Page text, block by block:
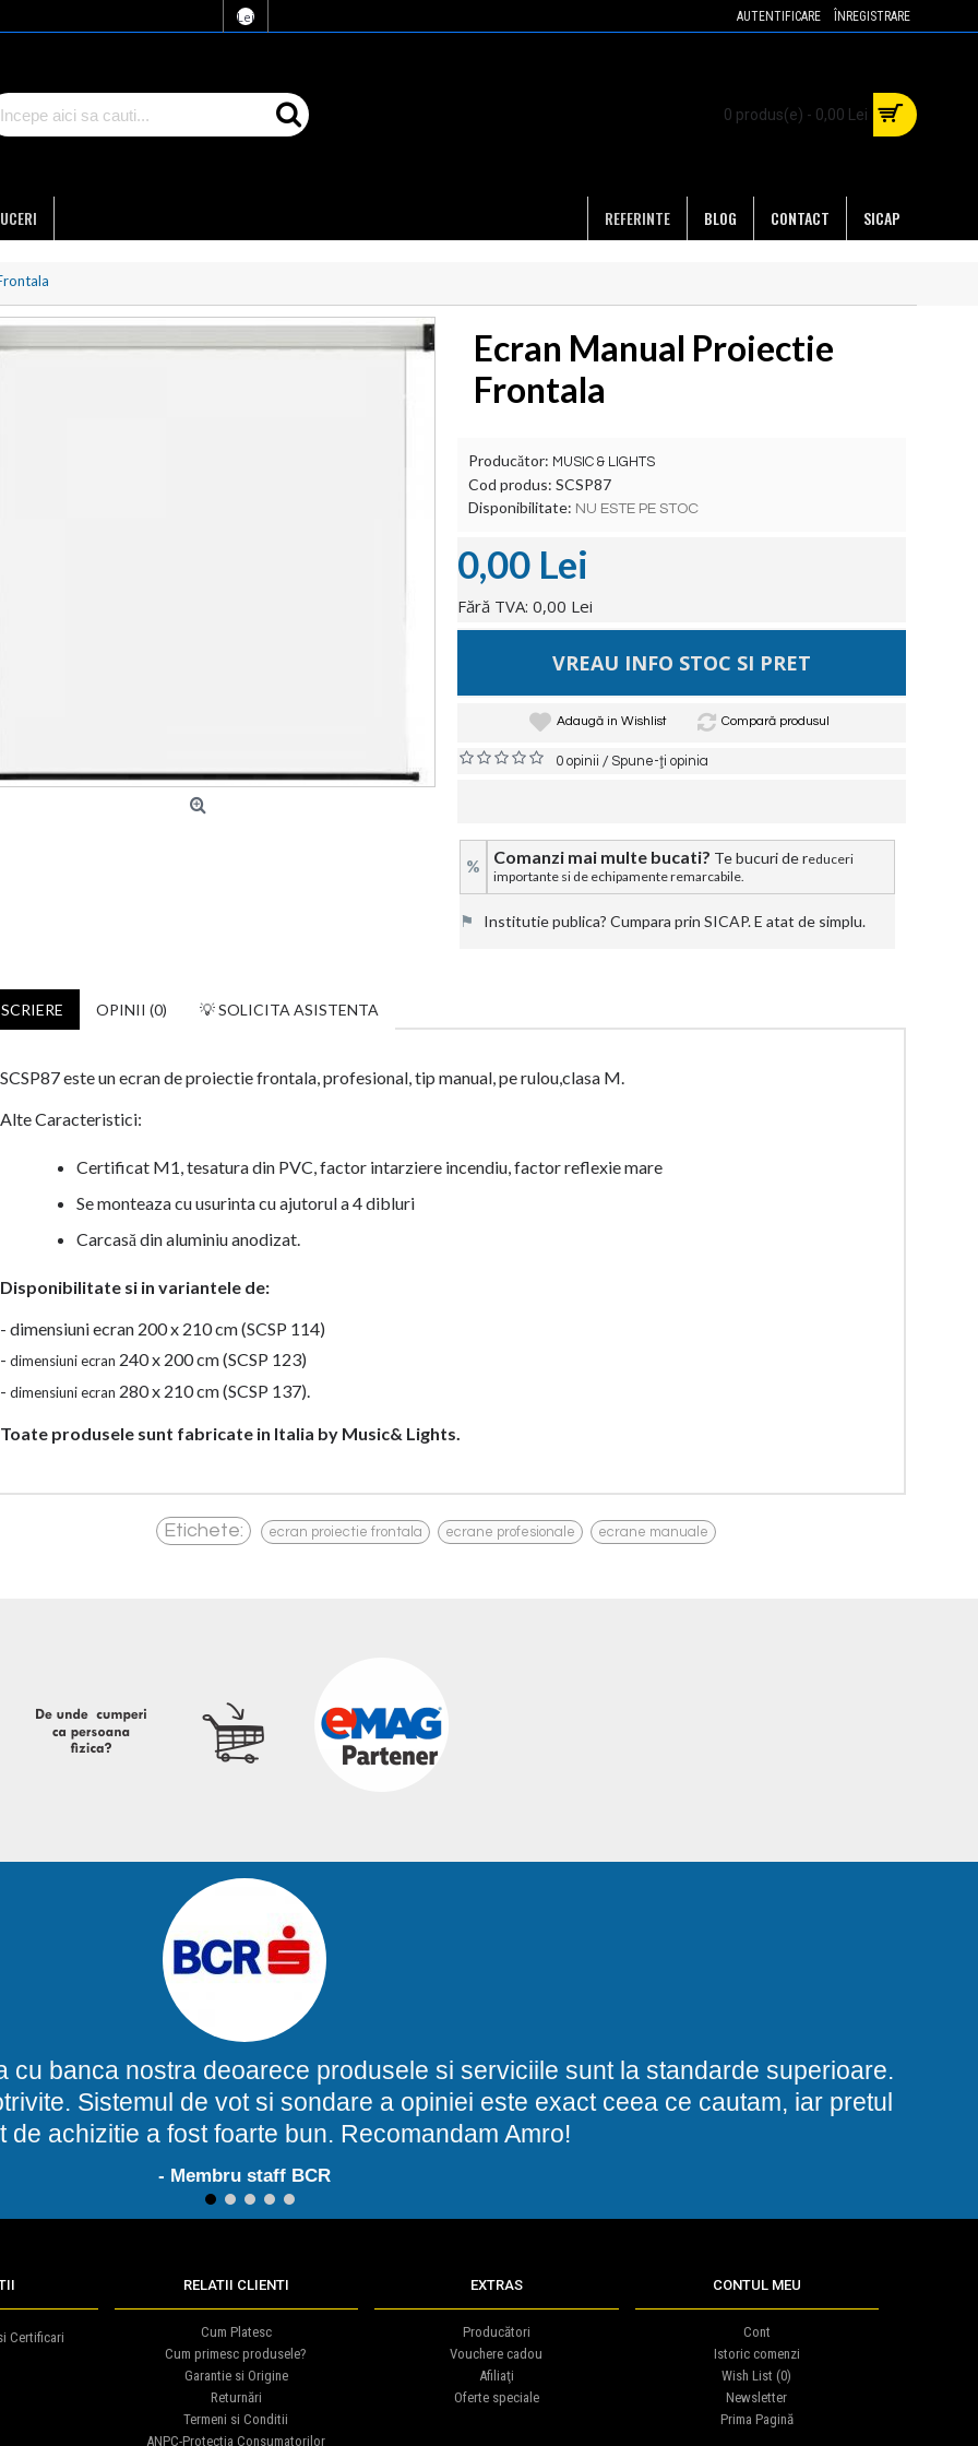
Lei AUTENTIFICARE ÎNREGISTRARE
0 produs(e) - 0,00 Lei
SICAP
CONTACT
BLOG
REFERINTE
Ecran Manual Proiectie
Frontala
Producător: MUSIC & LIGHTS
Cod produs: SCSP87
Disponibilitate: NU ESTE PE STOC
0,00 Lei
Fără TVA: 0,00 Lei
VREAU INFO STOC SI PRET
Adaugă in Wishlist Compară produsul
0 opinii /Spune-ţi opinia
% Comanzi mai multe bucati? Te bucuri de reduceri
importante si de echipamente remarcabile.
⚑ Institutie publica? Cumpara prin SICAP. E atat de simplu.
OPINII (0) 💡 SOLICITA ASISTENTA
SCSP87 este un ecran de proiectie frontala, profesional, tip manual, pe rulou,clasa M.
Alte Caracteristici:
Certificat M1, tesatura din PVC, factor intarziere incendiu, factor reflexie mare
Se monteaza cu usurinta cu ajutorul a 4 dibluri
Carcasă din aluminiu anodizat.
Disponibilitate si in variantele de:
- dimensiuni ecran 200 x 210 cm (SCSP 114)
- dimensiuni ecran 240 x 200 cm (SCSP 123)
- dimensiuni ecran 280 x 210 cm (SCSP 137).
Toate produsele sunt fabricate in Italia by Music& Lights.
Etichete: ecran proiectie frontala , ecrane profesionale , ecrane manuale
cu banca nostra deoarece produsele si serviciile sunt la standarde superioare.
Sistemul de vot si sondare a opiniei este exact ceea ce cautam, iar pretul
de achizitie a fost foarte bun. Recomandam Amro!
- Membru staff BCR
1 2 3 4 5
Certificari
RELATII CLIENTI
Cum Platesc
Cum primesc produsele?
Garantie si Origine
Returnări
Termeni si Conditii
ANPC-Protectia Consumatorilor
EXTRAS
Producători
Vouchere cadou
Afiliaţi
Oferte speciale
CONTUL MEU
Cont
Istoric comenzi
Wish List (0)
Newsletter
Prima Pagină